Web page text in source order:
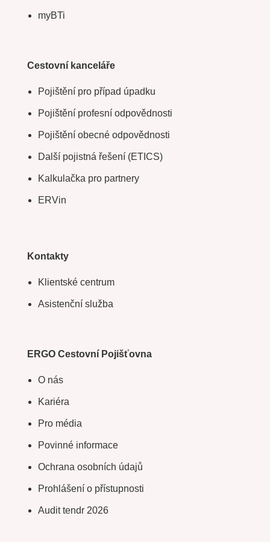
myBTi
Cestovní kanceláře
Pojištění pro případ úpadku
Pojištění profesní odpovědnosti
Pojištění obecné odpovědnosti
Další pojistná řešení (ETICS)
Kalkulačka pro partnery
ERVin
Kontakty
Klientské centrum
Asistenční služba
ERGO Cestovní Pojišťovna
O nás
Kariéra
Pro média
Povinné informace
Ochrana osobních údajů
Prohlášení o přístupnosti
Audit tendr 2026